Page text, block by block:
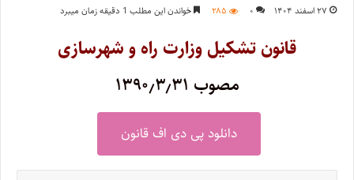
۲۷ اسفند ۱۴۰۴ ۰ ۲۸۵ خواندن این مطلب 1 دقیقه زمان میبرد
قانون تشکیل وزارت راه و شهرسازی
مصوب ۱۳۹۰٫۳٫۳۱
دانلود پی دی اف قانون